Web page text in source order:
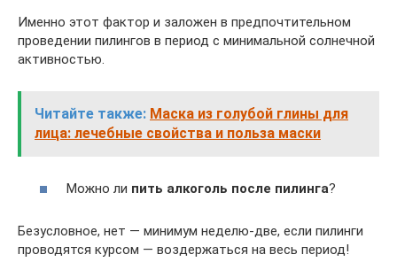
Именно этот фактор и заложен в предпочтительном
проведении пилингов в период с минимальной солнечной
активностью.
Читайте также: Маска из голубой глины для
лица: лечебные свойства и польза маски
Можно ли пить алкоголь после пилинга?
Безусловное, нет — минимум неделю-две, если пилинги
проводятся курсом — воздержаться на весь период!